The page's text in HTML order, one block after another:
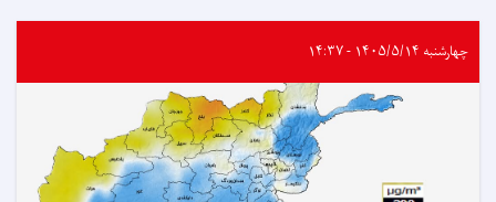
چهارشنبه ۱۴۰۵/۵/۱۴ - ۱۴:۳۷